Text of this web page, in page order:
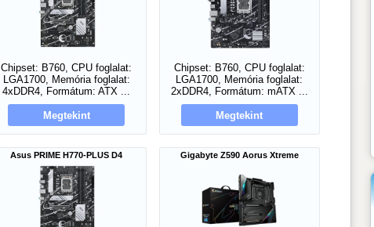
Chipset: B760, CPU foglalat:
LGA1700, Memória foglalat:
4xDDR4, Formátum: ATX ...
Megtekint
Chipset: B760, CPU foglalat:
LGA1700, Memória foglalat:
2xDDR4, Formátum: mATX ...
Megtekint
Asus PRIME H770-PLUS D4 Gigabyte Z590 Aorus Xtreme